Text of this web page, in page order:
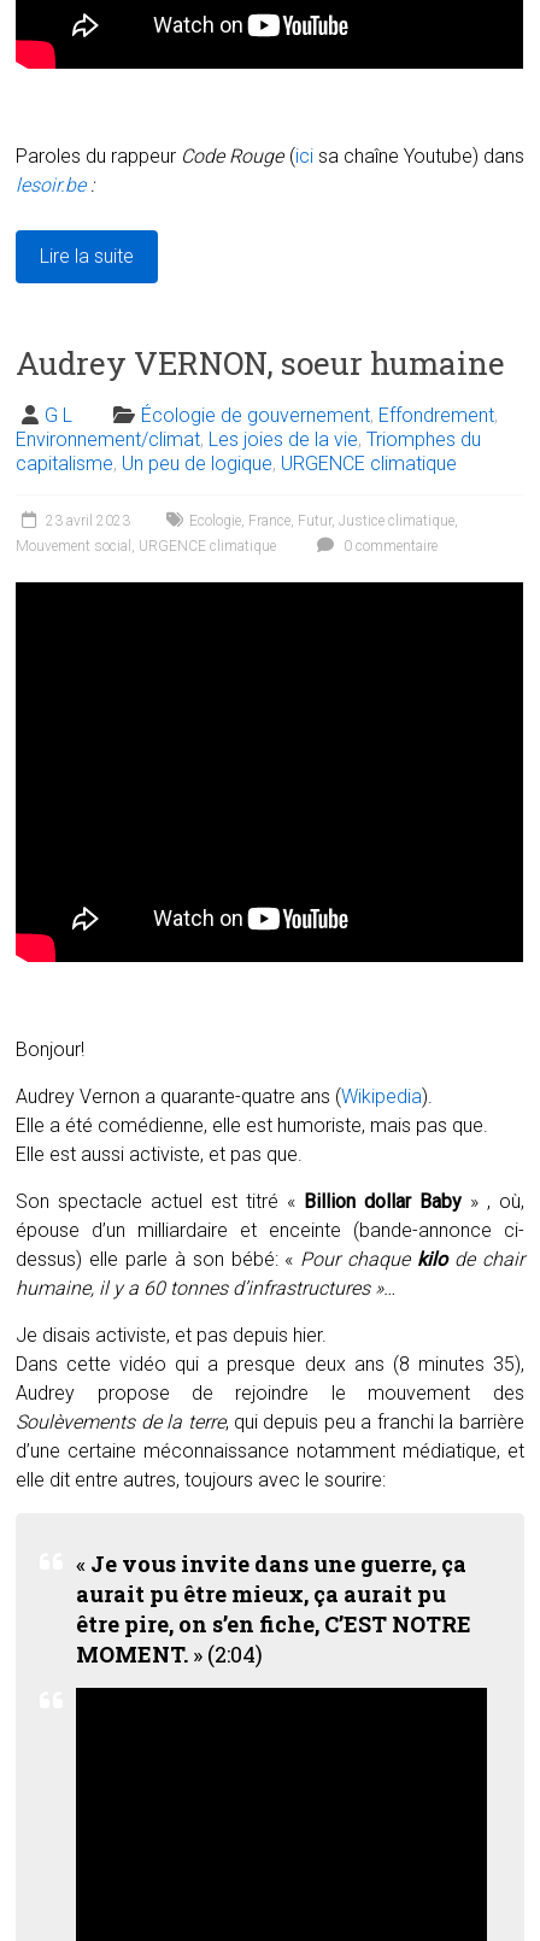
Paroles du rappeur Code Rouge (icisa chaîne Youtube) dans
lesoir.be:
Lire la suite
Audrey VERNON, soeur humaine
G L Écologie de gouvernement, Effondrement,
Environnement/climat, Les joies de la vie,Triomphes du
capitalisme, Un peu de logique, URGENCE climatique
23 avril 2023 Ecologie, France, Futur,Justice climatique,
Mouvement social , URGENCE climatique 0 commentaire
Bonjour!
Audrey Vernon a quarante-quatre ans (Wikipedia).
Elle a été comédienne, elle est humoriste, mais pas que.
Elle est aussi activiste, et pas que.
Son spectacle actuel est titré « Billion dollar Baby» , où,
épouse d’un milliardaire et enceinte (bande-annonce ci-
dessus) elle parle à son bébé: « Pour chaque kilode chair
humaine, il y a 60 tonnes d’infrastructures »…
Je disais activiste, et pas depuis hier.
Dans cette vidéo qui a presque deux ans (8 minutes 35),
Audrey propose de rejoindre le mouvement des
Soulèvements de la terre, qui depuis peu a franchi la barrière
d’une certaine méconnaissance notamment médiatique, et
elle dit entre autres, toujours avec le sourire:
« Je vous invite dans une guerre, ça
aurait pu être mieux, ça aurait pu
être pire, on s’en fiche, C’EST NOTRE
MOMENT. » (2:04)